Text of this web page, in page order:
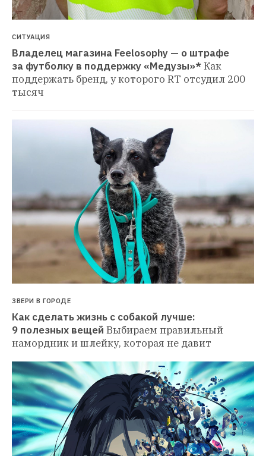
СИТУАЦИЯ
Владелец магазина Feelosophy — о штрафе
за футболку в поддержку «Медузы»*Как
поддержать бренд, у которого RT отсудил 200
тысяч
ЗВЕРИ В ГОРОДЕ
Как сделать жизнь с собакой лучше:
9 полезных вещей Выбираем правильный
намордник и шлейку, которая не давит